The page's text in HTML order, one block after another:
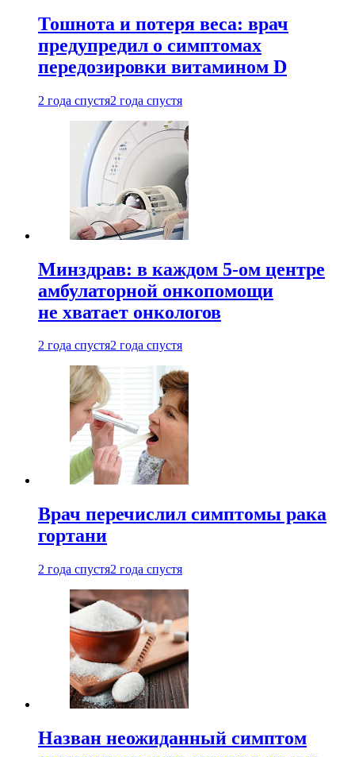
Тошнота и потеря веса: врач
предупредил о симптомах
передозировки витамином D
2 года спустя2 года спустя
Минздрав: в каждом 5-ом центре
амбулаторной онкопомощи
не хватает онкологов
2 года спустя2 года спустя
Врач перечислил симптомы рака
гортани
2 года спустя2 года спустя
Назван неожиданный симптом